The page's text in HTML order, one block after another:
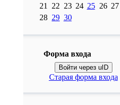
21
22 23 24 25 26 27
28 29 30
Форма входа
Войти через uID
Старая форма входа